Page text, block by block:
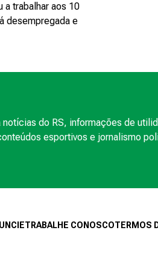
a trabalhar aos 10
desempregada e
notícias do RS, informações de
esportivos e jornalismo
TRABALHE CONOSCOTERMOS